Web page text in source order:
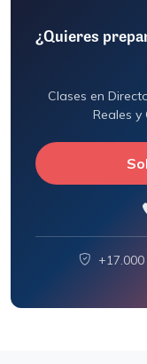
¿Quieres
Clases en
Reales